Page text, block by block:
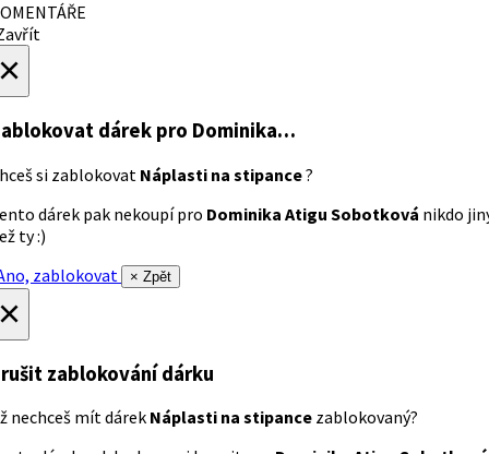
dárek pro Dominika…
si zablokovat Náplasti na stipance?
dárek pak nekoupí pro Dominika Atigu Sobotková nikdo
ty :)
zablokovat
× Zpět
zablokování dárku
nechceš mít dárek Náplasti na stipance zablokovaný?